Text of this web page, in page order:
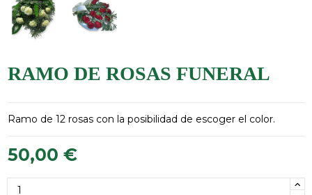
RAMO DE ROSAS FUNERAL
Ramo de 12 rosas con la posibilidad de escoger el color.
50,00 €